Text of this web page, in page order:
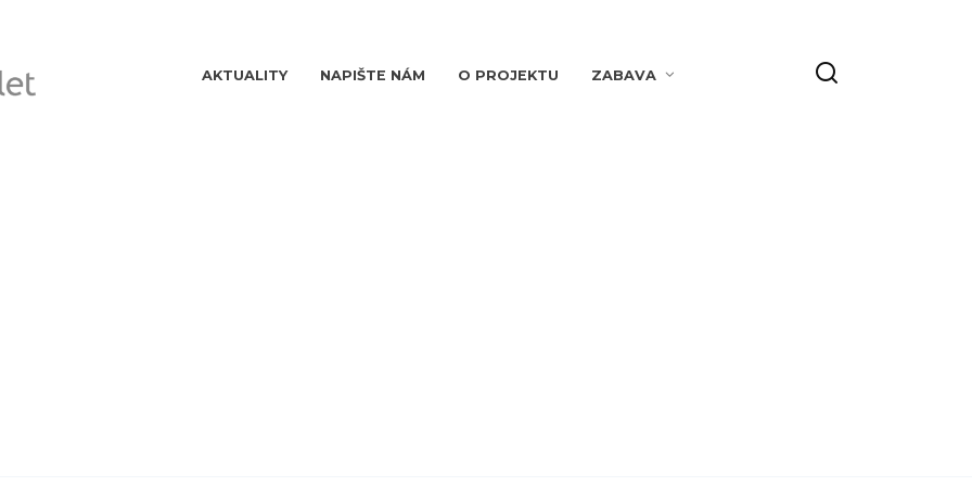
AKTUALITY NAPIŠTE NÁM O PROJEKTU ZABAVA